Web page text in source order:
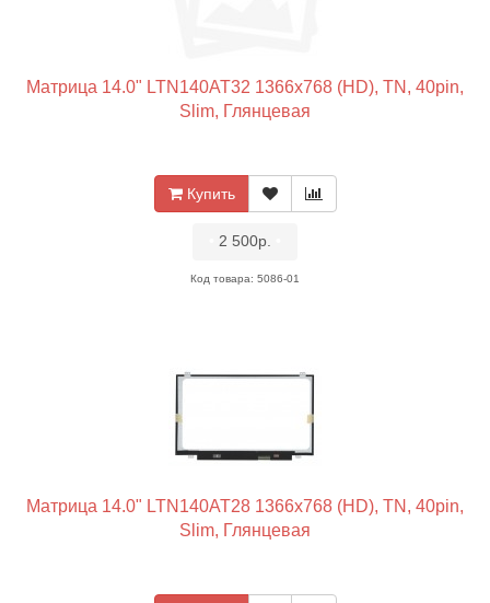
Матрица 14.0" LTN140AT32 1366x768 (HD), TN, 40pin,
Slim, Глянцевая
Купить
2 500р.
Код товара: 5086-01
Матрица 14.0" LTN140AT28 1366x768 (HD), TN, 40pin,
Slim, Глянцевая